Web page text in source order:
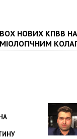
НОВИХ КПВВ